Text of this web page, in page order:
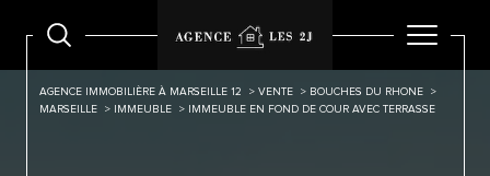
AGENCE IMMOBILIÈRE À MARSEILLE 12 VENTE
BOUCHES DU RHONE
MARSEILLE
IMMEUBLE IMMEUBLE EN FOND DE COUR AVEC TERRASSE